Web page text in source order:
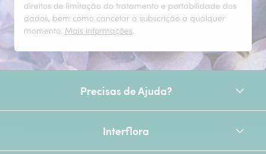
direitos de limitação do tratamento e portabilidade dos
dados, bem como cancelar a subscrição a qualquer
momento. Mais informações.
Precisas de Ajuda?
Interflora